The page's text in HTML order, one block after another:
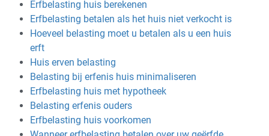
Erfbelasting huis berekenen
Erfbelasting betalen als het huis niet verkocht is
Hoeveel belasting moet u betalen als u een huis
erft
Huis erven belasting
Belasting bij erfenis huis minimaliseren
Erfbelasting huis met hypotheek
Belasting erfenis ouders
Erfbelasting huis voorkomen